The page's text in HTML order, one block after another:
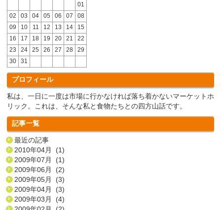
01
02
03 04 05 06 07
08
09
10 11 12 13 14
15
16
17 18 19 20 21
22
23
24 25 26 27 28
29
30
31
プロフィール
私は、一日に一度は市場に行かなければ落ち着かないマーケットホ
リック。これは、そんな私と食物たちとの四方山話です。
記事一覧
最近の記事
2010年04月 (1)
2009年07月 (1)
2009年06月 (2)
2009年05月 (3)
2009年04月 (3)
2009年03月 (4)